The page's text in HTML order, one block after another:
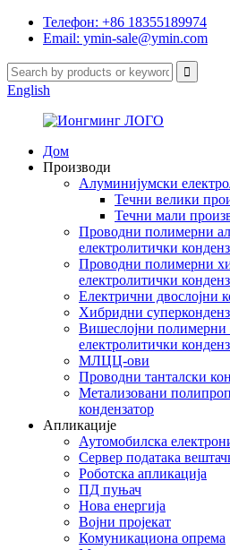
Телефон: +86 18355189974
Email: ymin-sale@ymin.com
English
Дом
Производи
Алуминијумски
Течни велики
Течни мали
Проводни полимерни
електролитички
Проводни полимерни
електролитички
Електрични двослојни
Хибридни
Вишеслојни полимерни
електролитички
МЛЦЦ-ови
Проводни танталски
Метализовани
кондензатор
Апликације
Аутомобилска
Сервер података
Роботска апликација
ПД пуњач
Нова енергија
Војни пројекат
Комуникациона опрема